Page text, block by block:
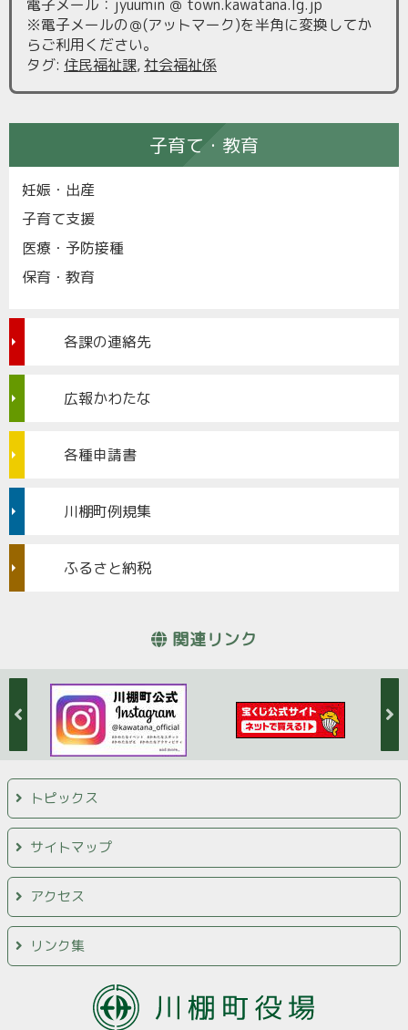
電子メール：jyuumin ＠ town.kawatana.lg.jp
※電子メールの＠(アットマーク)を半角に変換してか
らご利用ください。
タグ: 住民福祉課,社会福祉係
子育て・教育
妊娠・出産
子育て支援
医療・予防接種
保育・教育
各課の連絡先
広報かわたな
各種申請書
川棚町例規集
ふるさと納税
関連リンク
トピックス
サイトマップ
アクセス
リンク集